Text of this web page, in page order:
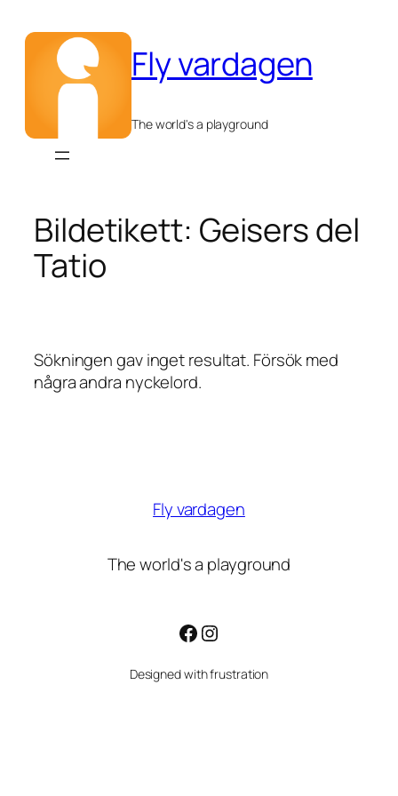
innehåll
Fly vardagen
The world's a playground
Bildetikett: Geisers del
Tatio
Sökningen gav inget resultat. Försök med
några andra nyckelord.
Fly vardagen
The world's a playground
Facebook
Instagram
Designed with frustration